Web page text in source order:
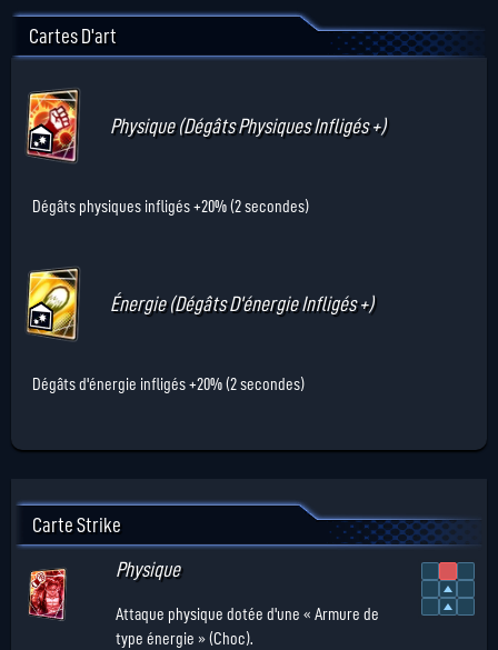
Cartes D'art
Physique (Dégâts Physiques Infligés +)
Dégâts physiques infligés +20% (2 secondes)
Énergie (Dégâts D'énergie Infligés +)
Dégâts d'énergie infligés +20% (2 secondes)
Carte Strike
Physique
Attaque physique dotée d'une « Armure de
type énergie » (Choc).